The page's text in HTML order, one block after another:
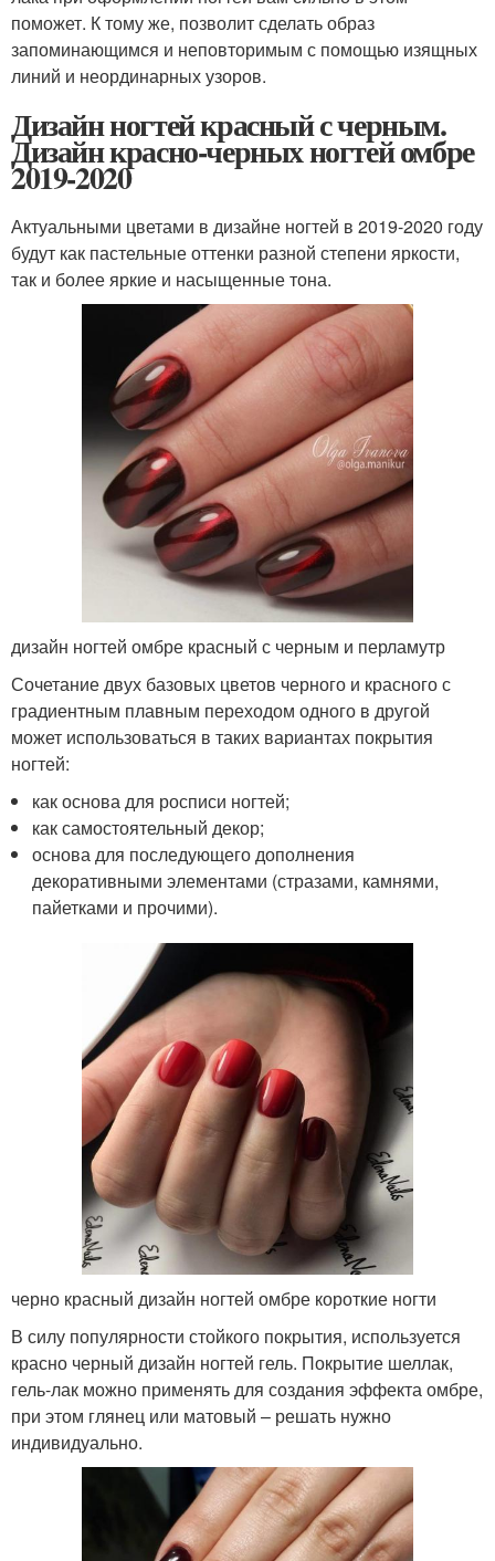
поможет. К тому же, позволит сделать образ
запоминающимся и неповторимым с помощью изящных
линий и неординарных узоров.
Дизайн ногтей красный с черным.
Дизайн красно-черных ногтей омбре
2019-2020
Актуальными цветами в дизайне ногтей в 2019-2020 году
будут как пастельные оттенки разной степени яркости,
так и более яркие и насыщенные тона.
дизайн ногтей омбре красный с черным и перламутр
Сочетание двух базовых цветов черного и красного с
градиентным плавным переходом одного в другой
может использоваться в таких вариантах покрытия
ногтей:
как основа для росписи ногтей;
как самостоятельный декор;
основа для последующего дополнения
декоративными элементами (стразами, камнями,
пайетками и прочими).
черно красный дизайн ногтей омбре короткие ногти
В силу популярности стойкого покрытия, используется
красно черный дизайн ногтей гель. Покрытие шеллак,
гель-лак можно применять для создания эффекта омбре,
при этом глянец или матовый – решать нужно
индивидуально.